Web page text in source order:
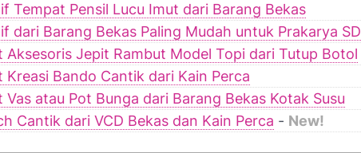
Tempat Pensil Lucu Imut dari Barang Bekas
dari Barang Bekas Paling Mudah untuk Prakarya SD
Aksesoris Jepit Rambut Model Topi dari Tutup Botol
Kreasi Bando Cantik dari Kain Perca
Vas atau Pot Bunga dari Barang Bekas Kotak Susu
Cantik dari VCD Bekas dan Kain Perca - New!